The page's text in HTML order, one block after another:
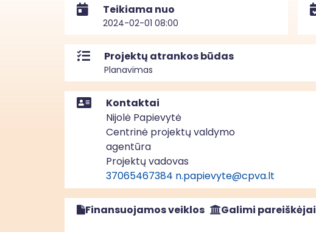
Teikiama nuo
2024-02-01 08:00
Projektų atrankos būdas
Planavimas
Kontaktai
Nijolė Papievytė
Centrinė projektų valdymo
agentūra
Projektų vadovas
37065467384 n.papievyte@cpva.lt
Finansuojamos veiklos Galimi pareiškėjai